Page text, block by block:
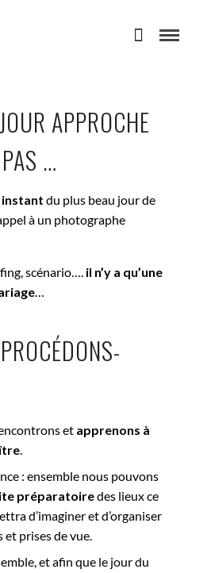
APPROCHE
…
instant du plus beau jour de
à un photographe
scénario…. il n’y a qu’une
…
et apprenons à
.
: ensemble nous pouvons
préparatoiredes lieux ce
d’imaginer et d’organiser
et prises de vue.
et afin que le jour du